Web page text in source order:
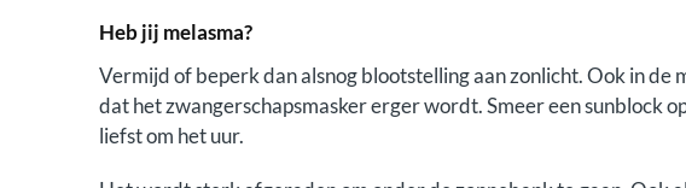
Heb jij melasma?
Vermijd of beperk dan alsnog blootstelling aan zonlicht. Ook in de
dat het zwangerschapsmasker erger wordt. Smeer een sunblock
liefst om het uur.